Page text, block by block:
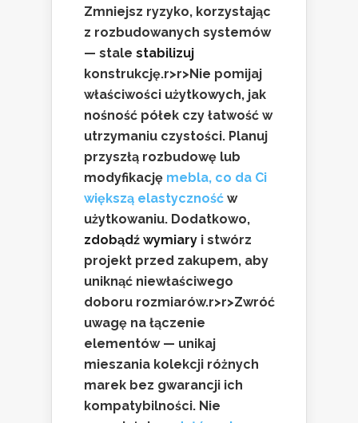
Zmniejsz ryzyko, korzystając
z rozbudowanych systemów
— stale stabilizuj
konstrukcję.r>r>Nie pomijaj
właściwości użytkowych, jak
nośność półek czy łatwość w
utrzymaniu czystości. Planuj
przyszłą rozbudowę lub
modyfikację mebla, co da Ci
większą elastyczność w
użytkowaniu. Dodatkowo,
zdobądź wymiary i stwórz
projekt przed zakupem, aby
uniknąć niewłaściwego
doboru rozmiarów.r>r>Zwróć
uwagę na łączenie
elementów — unikaj
mieszania kolekcji różnych
marek bez gwarancji ich
kompatybilności. Nie